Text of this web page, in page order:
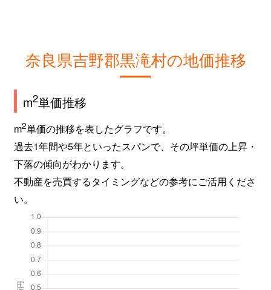
奈良県吉野郡黒滝村の地価推移
m2単価推移
m2単価の推移を表したグラフです。
過去1年間や5年といったスパンで、その坪単価の上昇・
下落の傾向がわかります。
不動産を売買するタイミングなどの参考にご活用くださ
い。